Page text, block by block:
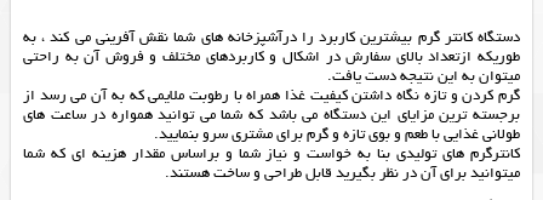
دستگاه کانتر گرم بیشترین کاربرد را درآشپزخانه های شما نقش آفرینی می کند ، به
طوریکه ازتعداد بالای سفارش در اشکال و کاربردهای مختلف و فروش آن به راحتی
میتوان به این نتیجه دست یافت.
گرم کردن و تازه نگاه داشتن کیفیت غذا همراه با رطوبت ملایمی که به آن می رسد از
برجسته ترین مزایای این دستگاه می باشد که شما می توانید همواره در ساعت های
طولانی غذایی با طعم و بوی تازه و گرم برای مشتری سرو بنمایید.
کانترگرم های تولیدی بنا به خواست و نیاز شما و براساس مقدار هزینه ای که شما
میتوانید برای آن در نظر بگیرید قابل طراحی و ساخت هستند.